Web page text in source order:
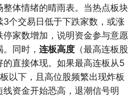
整体情绪的晴雨表。当热点板块
3个交易日低于下跌家数，或涨
家数增加，说明资金参与意愿
同时， 连板高度 （最高连板股
的直接体现。如果最高连板从5
以下，且高位股频繁出现炸板
资金开始恐高，退潮信号明